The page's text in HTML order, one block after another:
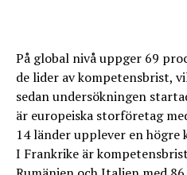
På global nivå uppger 69
de lider av kompetensbrist,
sedan undersökningen
är europeiska storföretag
14 länder upplever en högre
I Frankrike är